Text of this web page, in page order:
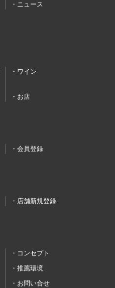
ニュース
ワイン
お店
会員登録
店舗新規登録
コンセプト
推薦環境
お問い合せ